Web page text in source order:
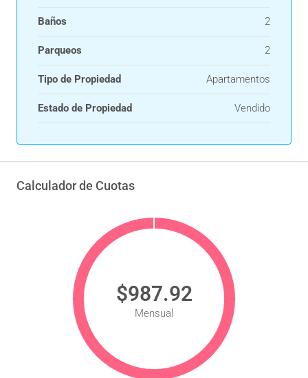
Baños 2
Parqueos 2
Tipo de Propiedad Apartamentos
Estado de Propiedad Vendido
Calculador de Cuotas
$987.92
Mensual